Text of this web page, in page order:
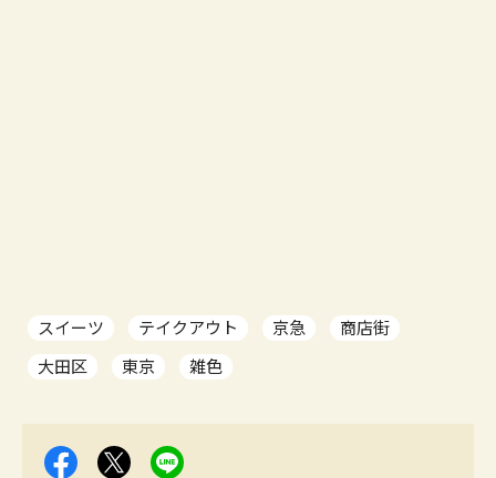
スイーツ テイクアウト 京急
商店街
大田区
東京 雑色